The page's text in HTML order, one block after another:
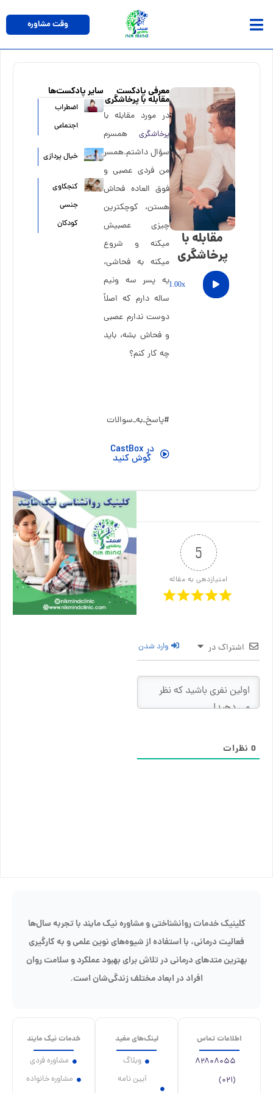
وقت مشاوره
مقابله با
پرخاشگری
پخش‌کننده
صوت
00:00
00:00
1.00x
معرفی پادکست
مقابله با پرخاشگری
در مورد مقابله با
پرخاشگری همسرم
سؤال داشتم.همسر
من فردی عصبی و
فوق العاده فحاش
هستن، کوچکترین
چیزی عصبیش
میکنه و شروع
میکنه به فحاشی،
يه پسر سه ونيم
ساله دارم که اصلاً
دوست ندارم عصبی
و فحاش بشه، باید
چه کار کنم؟
#پاسخ_به_سوالات
در CastBox
گوش کنید
سایر پادکست‌ها
اضطراب
اجتماعی
خیال پردازی
کنجکاوی
جنسی
کودکان
5
امتیازدهی به مقاله
اشتراک در وارد شدن
0 نظرات
کلینیک خدمات روانشناختی و مشاوره نیک مایند با تجربه سال‌ها
فعالیت درمانی، با استفاده از شیوه‌های نوین علمی و به کارگیری
بهترین متدهای درمانی در تلاش برای بهبود عملکرد و سلامت روان
افراد در ابعاد مختلف زندگی‌شان است.
خدمات نیک مایند
مشاوره فردی
مشاوره خانواده
لینک‌های مفید
وبلاگ
آیین نامه
اطلاعات تماس
۸۲۸۰۸۰۵۵
(۰۲۱)